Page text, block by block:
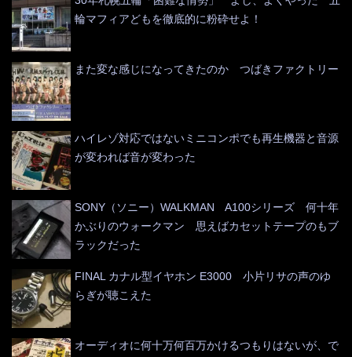
輪マフィアどもを徹底的に粉砕せよ！
また変な感じになってきたのか つばきファクトリー
ハイレゾ対応ではないミニコンポでも再生機器と音源
が変われば音が変わった
SONY（ソニー）WALKMAN A100シリーズ 何十年
かぶりのウォークマン 思えばカセットテープのもブ
ラックだった
FINAL カナル型イヤホン E3000 小片リサの声のゆ
らぎが聴こえた
オーディオに何十万何百万かけるつもりはないが、で